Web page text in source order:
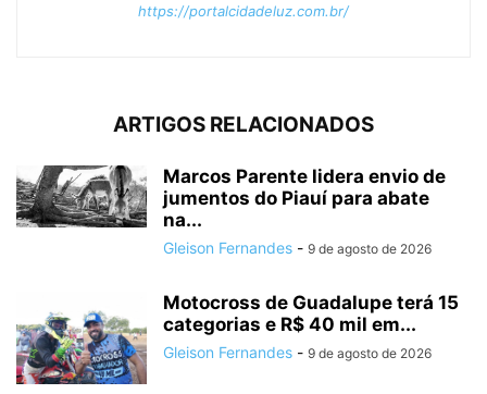
https://portalcidadeluz.com.br/
ARTIGOS RELACIONADOS
Marcos Parente lidera envio de
jumentos do Piauí para abate
na...
Gleison Fernandes - 9 de agosto de 2026
Motocross de Guadalupe terá 15
categorias e R$ 40 mil em...
Gleison Fernandes - 9 de agosto de 2026